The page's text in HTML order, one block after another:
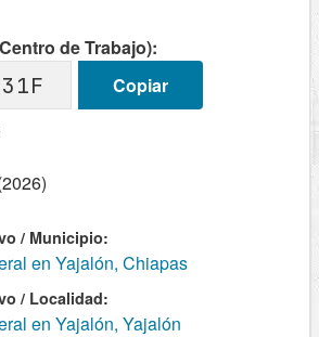
de Trabajo):
Copiar
/ Municipio:
en Yajalón, Chiapas
/ Localidad:
en Yajalón, Yajalón